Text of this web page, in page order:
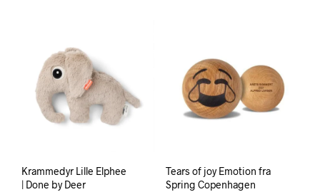
Krammedyr Lille Elphee
| Done by Deer
Tears of joy Emotion fra
Spring Copenhagen